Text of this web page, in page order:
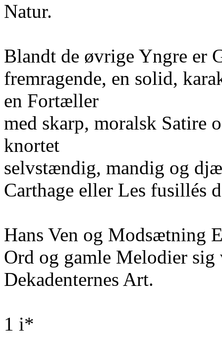
Natur.
Blandt de øvrige Yngre er
fremragende, en solid,
en Fortæller
med skarp, moralsk Satire
knortet
selvstændig, mandig og
Carthage eller Les fusillés
Hans Ven og Modsætning
Ord og gamle Melodier
Dekadenternes Art.
1 i*